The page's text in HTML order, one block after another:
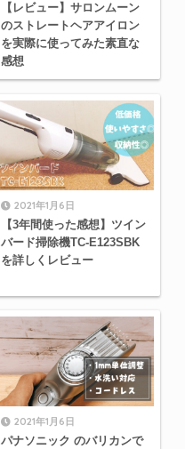
【レビュー】サロンムーン
のストレートヘアアイロン
を実際に使ってみた素直な
感想
2021年1月6日
【3年間使った感想】ツイン
バード掃除機TC-E123SBK
を詳しくレビュー
2021年1月6日
パナソニック のバリカンで